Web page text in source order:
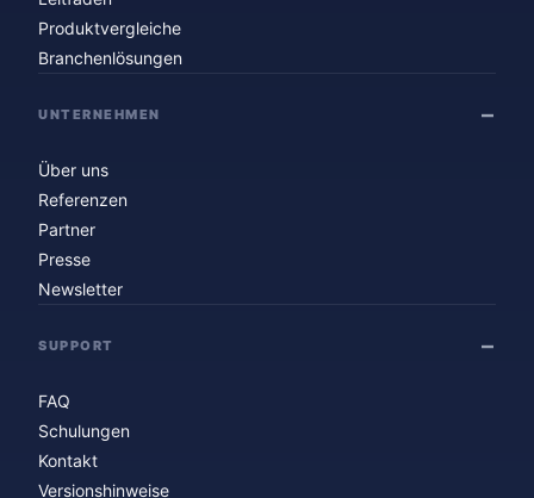
Produktvergleiche
Branchenlösungen
UNTERNEHMEN
Über uns
Referenzen
Partner
Presse
Newsletter
SUPPORT
FAQ
Schulungen
Kontakt
Versionshinweise